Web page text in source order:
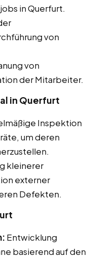
in Querfurt.
von
von
der Mitarbeiter.
in Querfurt
Inspektion
um deren
kleinerer
externer
Defekten.
Entwicklung
basierend auf den